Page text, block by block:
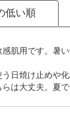
低い順
肌用です。暑
日焼け止めや
は大丈夫。夏